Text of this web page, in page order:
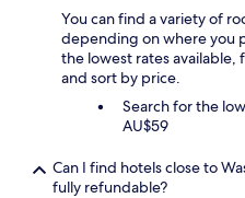
You can find a variety of
depending on where you
the lowest rates
and sort by price.
Search for the
AU$59
Can I find hotels close to
fully refundable?